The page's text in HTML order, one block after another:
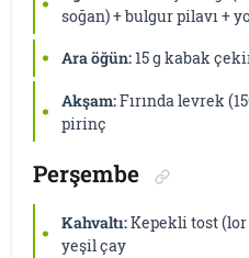
soğan) + bulgur pilavı +
Ara öğün:15 g kabak
Akşam:Fırında levrek
pirinç
Perşembe
Kahvaltı:Kepekli tost (lor
yeşil çay